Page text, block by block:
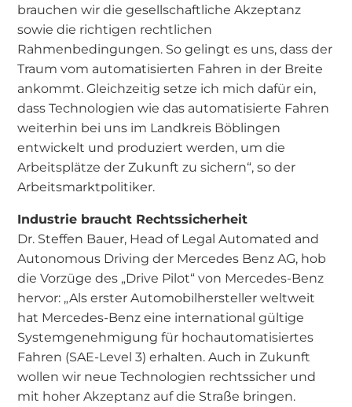
brauchen wir die gesellschaftliche Akzeptanz
sowie die richtigen rechtlichen
Rahmenbedingungen. So gelingt es uns, dass der
Traum vom automatisierten Fahren in der Breite
ankommt. Gleichzeitig setze ich mich dafür ein,
dass Technologien wie das automatisierte Fahren
weiterhin bei uns im Landkreis Böblingen
entwickelt und produziert werden, um die
Arbeitsplätze der Zukunft zu sichern“, so der
Arbeitsmarktpolitiker.
Industrie braucht Rechtssicherheit
Dr. Steffen Bauer, Head of Legal Automated and
Autonomous Driving der Mercedes Benz AG, hob
die Vorzüge des „Drive Pilot“ von Mercedes-Benz
hervor: „Als erster Automobilhersteller weltweit
hat Mercedes-Benz eine international gültige
Systemgenehmigung für hochautomatisiertes
Fahren (SAE-Level 3) erhalten. Auch in Zukunft
wollen wir neue Technologien rechtssicher und
mit hoher Akzeptanz auf die Straße bringen.